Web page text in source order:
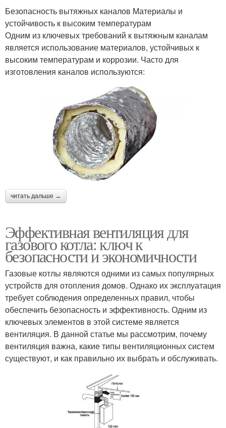
Безопасность вытяжных каналов Материалы и
устойчивость к высоким температурам
Одним из ключевых требований к вытяжным каналам
является использование материалов, устойчивых к
высоким температурам и коррозии. Часто для
изготовления каналов используются:
читать дальше →
Эффективная вентиляция для
газового котла: ключ к
безопасности и экономичности
Газовые котлы являются одними из самых популярных
устройств для отопления домов. Однако их эксплуатация
требует соблюдения определенных правил, чтобы
обеспечить безопасность и эффективность. Одним из
ключевых элементов в этой системе является
вентиляция. В данной статье мы рассмотрим, почему
вентиляция важна, какие типы вентиляционных систем
существуют, и как правильно их выбрать и обслуживать.